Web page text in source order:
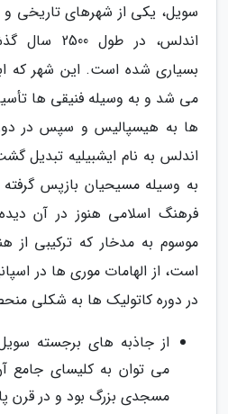
سویل، یکی از شهرهای تاریخی
اندلس، در
بسیاری شده است. این شهر که
می شد و به وسیله فنیقی ها
ها به هیسپالیس و سپس در
اندلس به نام ایشبیلیه تبدیل
به وسیله مسیحیان بازپس
فرهنگ اسلامی هنوز در آن
موسوم به مدخار که ترکیبی از
است، از الهامات موری ها در
در دوره کاتولیک ها به شکلی
از جاذبه های برجسته
می توان به کلیسای جامع
مسجدی بزرگ بود و در قرن